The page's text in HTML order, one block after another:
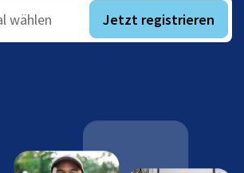
wählen Jetzt registrieren